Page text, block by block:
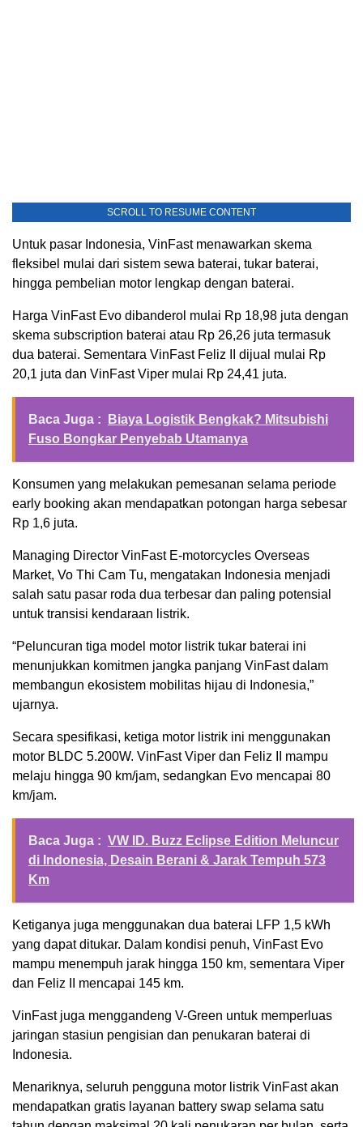
SCROLL TO RESUME CONTENT
Untuk pasar Indonesia, VinFast menawarkan skema
fleksibel mulai dari sistem sewa baterai, tukar baterai,
hingga pembelian motor lengkap dengan baterai.
Harga VinFast Evo dibanderol mulai Rp 18,98 juta dengan
skema subscription baterai atau Rp 26,26 juta termasuk
dua baterai. Sementara VinFast Feliz II dijual mulai Rp
20,1 juta dan VinFast Viper mulai Rp 24,41 juta.
Baca Juga :
Biaya Logistik Bengkak? Mitsubishi
Fuso Bongkar Penyebab Utamanya
Konsumen yang melakukan pemesanan selama periode
early booking akan mendapatkan potongan harga sebesar
Rp 1,6 juta.
Managing Director VinFast E-motorcycles Overseas
Market, Vo Thi Cam Tu, mengatakan Indonesia menjadi
salah satu pasar roda dua terbesar dan paling potensial
untuk transisi kendaraan listrik.
“Peluncuran tiga model motor listrik tukar baterai ini
menunjukkan komitmen jangka panjang VinFast dalam
membangun ekosistem mobilitas hijau di Indonesia,”
ujarnya.
Secara spesifikasi, ketiga motor listrik ini menggunakan
motor BLDC 5.200W. VinFast Viper dan Feliz II mampu
melaju hingga 90 km/jam, sedangkan Evo mencapai 80
km/jam.
Baca Juga : VW ID. Buzz Eclipse Edition Meluncur
di Indonesia, Desain Berani & Jarak Tempuh 573
Km
Ketiganya juga menggunakan dua baterai LFP 1,5 kWh
yang dapat ditukar. Dalam kondisi penuh, VinFast Evo
mampu menempuh jarak hingga 150 km, sementara Viper
dan Feliz II mencapai 145 km.
VinFast juga menggandeng V-Green untuk memperluas
jaringan stasiun pengisian dan penukaran baterai di
Indonesia.
Menariknya, seluruh pengguna motor listrik VinFast akan
mendapatkan gratis layanan battery swap selama satu